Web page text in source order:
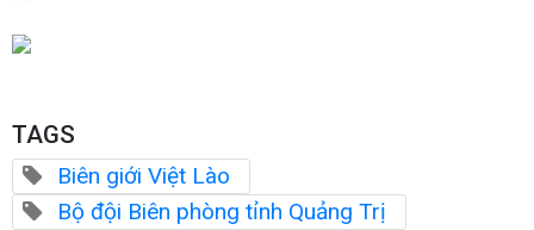
TAGS
Biên giới Việt Lào
Bộ đội Biên phòng tỉnh Quảng Trị